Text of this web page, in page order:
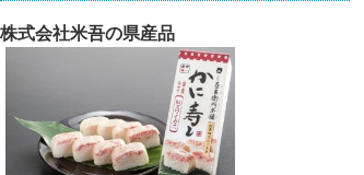
株式会社米吾の県産品